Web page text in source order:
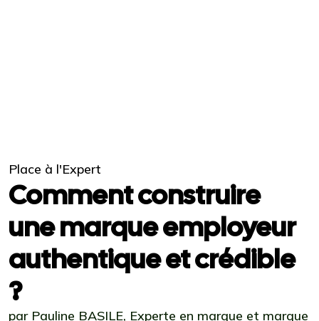
Place à l'Expert
Comment construire
une marque employeur
authentique et crédible
?
par Pauline BASILE, Experte en marque et marque